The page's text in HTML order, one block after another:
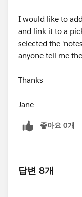
I would like to
and link it to a
selected the
anyone tell me
Thanks
Jane
좋아요 0개
답변 8개